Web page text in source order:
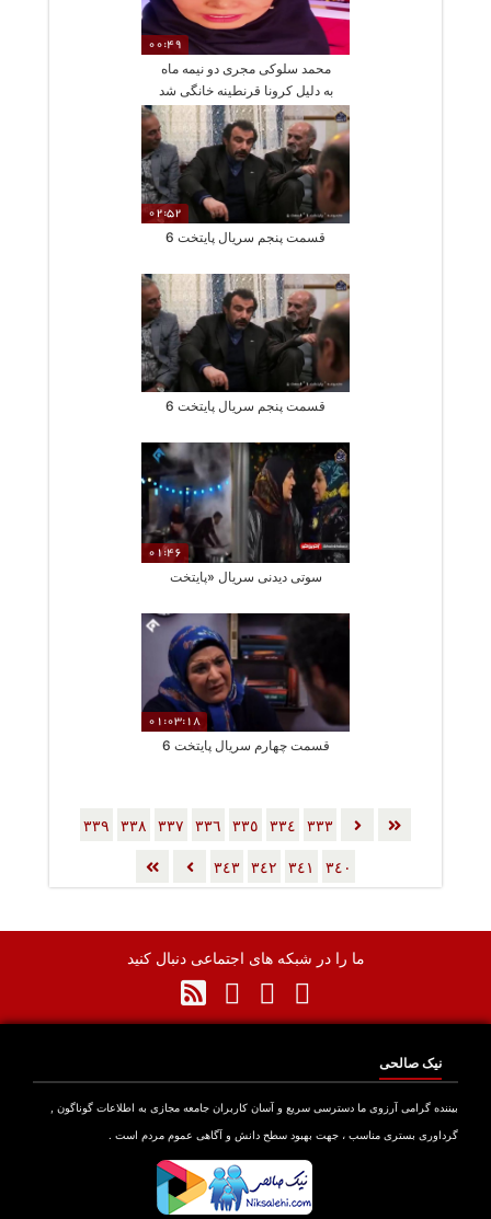
00:49
محمد سلوکی مجری دو نیمه ماه
به دلیل کرونا قرنطینه خانگی شد
02:52
قسمت پنجم سریال پایتخت 6
قسمت پنجم سریال پایتخت 6
01:46
سوتی دیدنی سریال «پایتخت
01:03:18
قسمت چهارم سریال پایتخت 6
٣٣٣ ٣٣٤ ٣٣٥ ٣٣٦ ٣٣٧ ٣٣٨ ٣٣٩
٣٤٠ ٣٤١ ٣٤٢ ٣٤٣
ما را در شبکه های اجتماعی دنبال کنید
نیک صالحی
بیننده گرامی آرزوی ما دسترسی سریع و آسان کاربران جامعه مجازی به اطلاعات گوناگون ,
گرداوری بستری مناسب ، جهت بهبود سطح دانش و آگاهی عموم مردم است .